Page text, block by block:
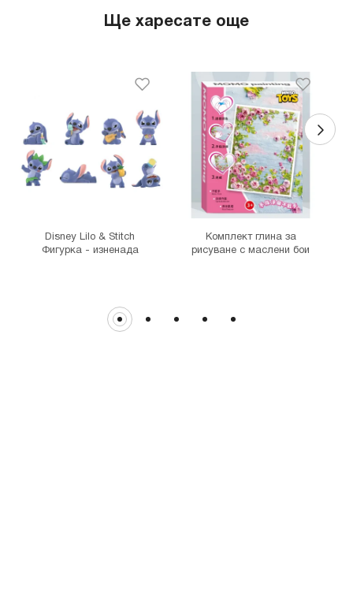
MINISO Сердика Център
гр. София, бул."Околовръстен път" №214, София Ринг Мол, ниво
MINISO Денкоглу
гр. София, ул."Денкоглу" №44
MINISO Витоша
гр. София, бул."Витоша" №57
гр. София, бул. Цариградско шосе 115з
Ще харесате още
Disney Lilo & Stitch
Фигурка - изненада
Комплект глина за
рисуване с маслени бои